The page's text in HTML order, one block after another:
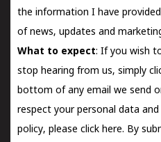
the information I have
of news, updates and
What to expect: If you wish
stop hearing from us, simply
bottom of any email we send
respect your personal data
policy, please click here. By